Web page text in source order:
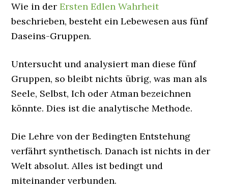
Wie in derErsten Edlen Wahrheit
beschrieben, besteht ein Lebewesen aus fünf
Daseins-Gruppen.
Untersucht und analysiert man diese fünf
Gruppen, so bleibt nichts übrig, was man als
Seele, Selbst, Ich oder Atman bezeichnen
könnte. Dies ist die analytische Methode.
Die Lehre von der Bedingten Entstehung
verfährt synthetisch. Danach ist nichts in der
Welt absolut. Alles ist bedingt und
miteinander verbunden.